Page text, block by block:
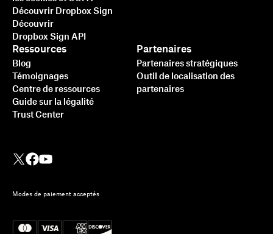
Découvrir Dropbox Sign
Découvrir
Dropbox Sign API
Ressources
Blog
Témoignages
Centre de ressources
Guide sur la légalité
Trust Center
Partenaires
Partenaires stratégiques
Outil de localisation des
partenaires
Modes de paiement acceptés